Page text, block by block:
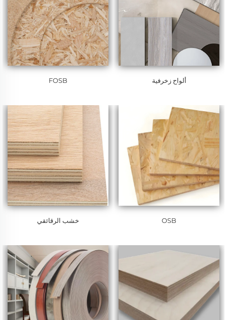
ألواح زخرفية FOSB
OSB خشب الرقائقي